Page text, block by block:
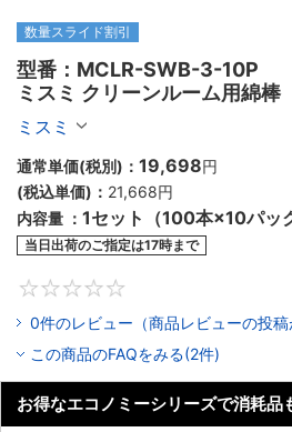
数量スライド割引
型番：MCLR-SWB-3-10P
ミスミ クリーンルーム用綿棒
CLASS10
ミスミ
通常単価(税別)： 19,698円
(税込単価)： 21,668円
内容量 ： 1セット（100本×10パッ
当日出荷のご指定は17時まで
0件のレビュー（商品レビューの投稿
この商品のFAQをみる(2件)
お得なエコノミーシリーズで消耗品